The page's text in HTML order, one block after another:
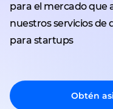
para el mercado que
nuestros servicios de
para startups
Obtén